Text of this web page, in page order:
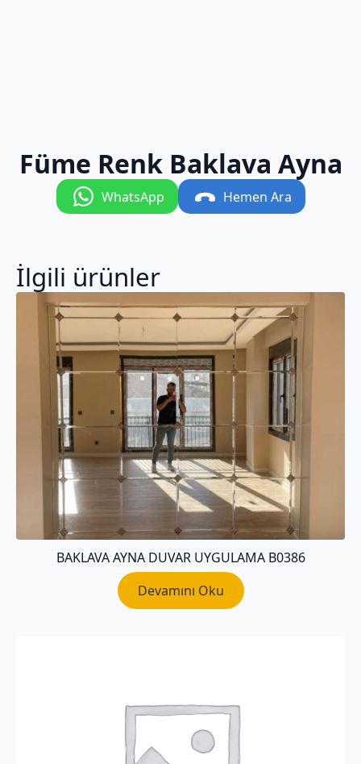
Füme Renk Baklava Ayna
WhatsApp Hemen Ara
İlgili ürünler
BAKLAVA AYNA DUVAR UYGULAMA B0386
Devamını Oku